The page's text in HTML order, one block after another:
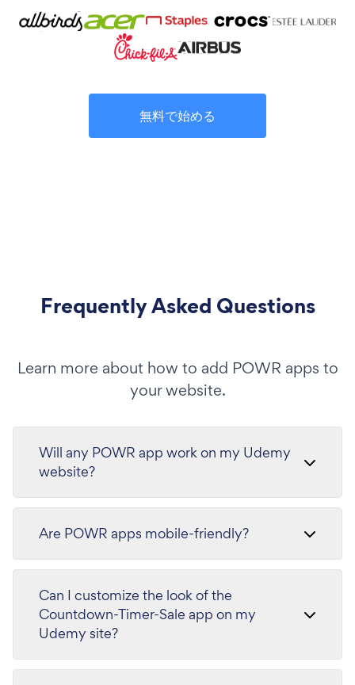
無料で始める
Frequently Asked Questions
Learn more about how to add POWR apps to
your website.
Will any POWR app work on my Udemy
website?
Are POWR apps mobile-friendly?
Can I customize the look of the
Countdown-Timer-Sale app on my
Udemy site?